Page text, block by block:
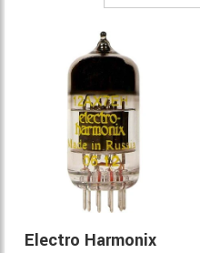
Electro Harmonix